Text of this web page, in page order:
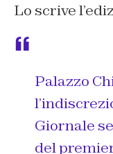
Lo scrive
Palazzo
Giornale
del